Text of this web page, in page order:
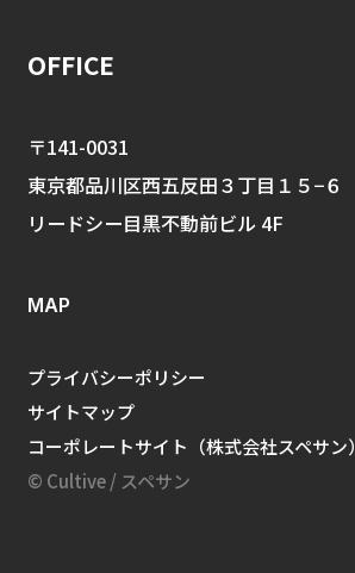
OFFICE
〒141-0031
東京都品川区西五反田３丁目１５−６
リードシー目黒不動前ビル 4F
MAP
プライバシーポリシー
サイトマップ
コーポレートサイト（株式会社スペサン）
© Cultive / スペサン